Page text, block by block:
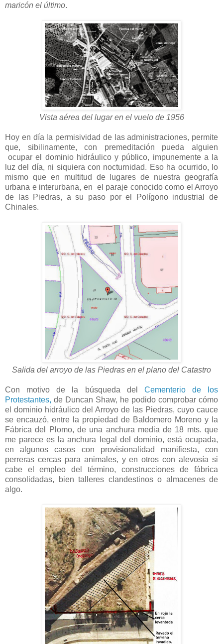
maricón el último.
Vista aérea del lugar en el vuelo de 1956
Hoy en día la permisividad de las administraciones, permite
que, sibilinamente, con premeditación pueda alguien
ocupar el dominio hidráulico y público, impunemente a la
luz del día, ni siquiera con nocturnidad. Eso ha ocurrido, lo
mismo que en multitud de lugares de nuestra geografía
urbana e interurbana, en el paraje conocido como el Arroyo
de las Piedras, a su paso por el Polígono industrial de
Chinales.
Salida del arroyo de las Piedras en el plano del Catastro
Con motivo de la búsqueda del Cementerio de los
Protestantes, de Duncan Shaw, he podido comprobar cómo
el dominio hidráulico del Arroyo de las Piedras, cuyo cauce
se encauzó, entre la propiedad de Baldomero Moreno y la
Fábrica del Plomo, de una anchura media de 18 mts. que
me parece es la anchura legal del dominio, está ocupada,
en algunos casos con provisionalidad manifiesta, con
perreras cercas para animales, y en otros con alevosía si
cabe el empleo del término, construcciones de fábrica
consolidadas, bien talleres clandestinos o almacenes de
algo.